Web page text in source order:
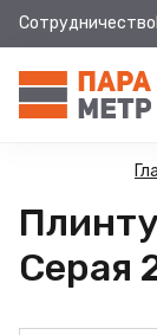
Сотрудничество
Серая